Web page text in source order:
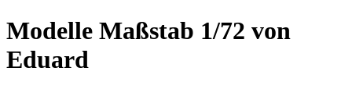
Modelle Maßstab 1/72 von
Eduard